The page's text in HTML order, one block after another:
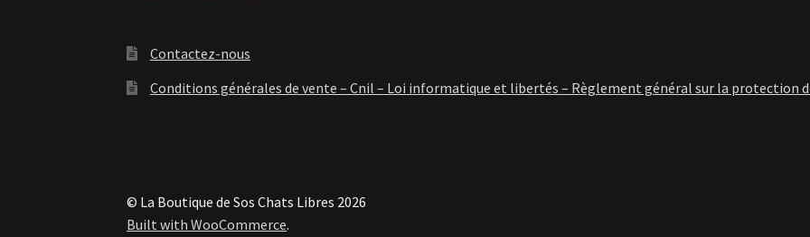
Contactez-nous
Conditions générales de vente – Cnil – Loi informatique et libertés – Règlement général sur la protection
© La Boutique de Sos Chats Libres 2026
Built with WooCommerce.